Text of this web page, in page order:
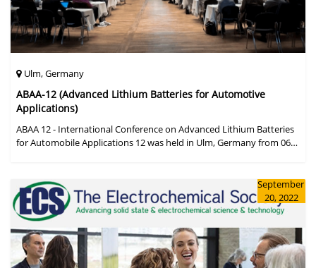
Ulm, Germany
ABAA-12 (Advanced Lithium Batteries for Automotive
Applications)
ABAA 12 - International Conference on Advanced Lithium Batteries
for Automobile Applications 12 was held in Ulm, Germany from 06
September
20, 2022